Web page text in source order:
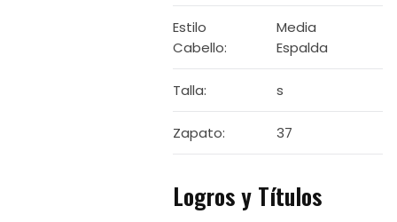
Estilo
Cabello:
Media
Espalda
Talla: s
Zapato: 37
Logros y Títulos